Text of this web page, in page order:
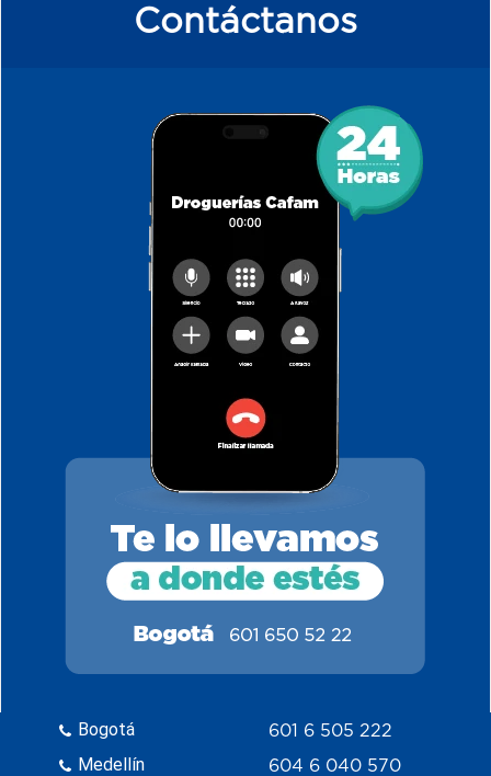
Contáctanos
Bogotá
Medellín
601 6 505 222
604 6 040 570